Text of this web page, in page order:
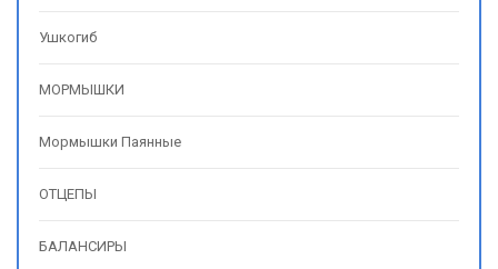
Ушкогиб
МОРМЫШКИ
Мормышки Паянные
ОТЦЕПЫ
БАЛАНСИРЫ